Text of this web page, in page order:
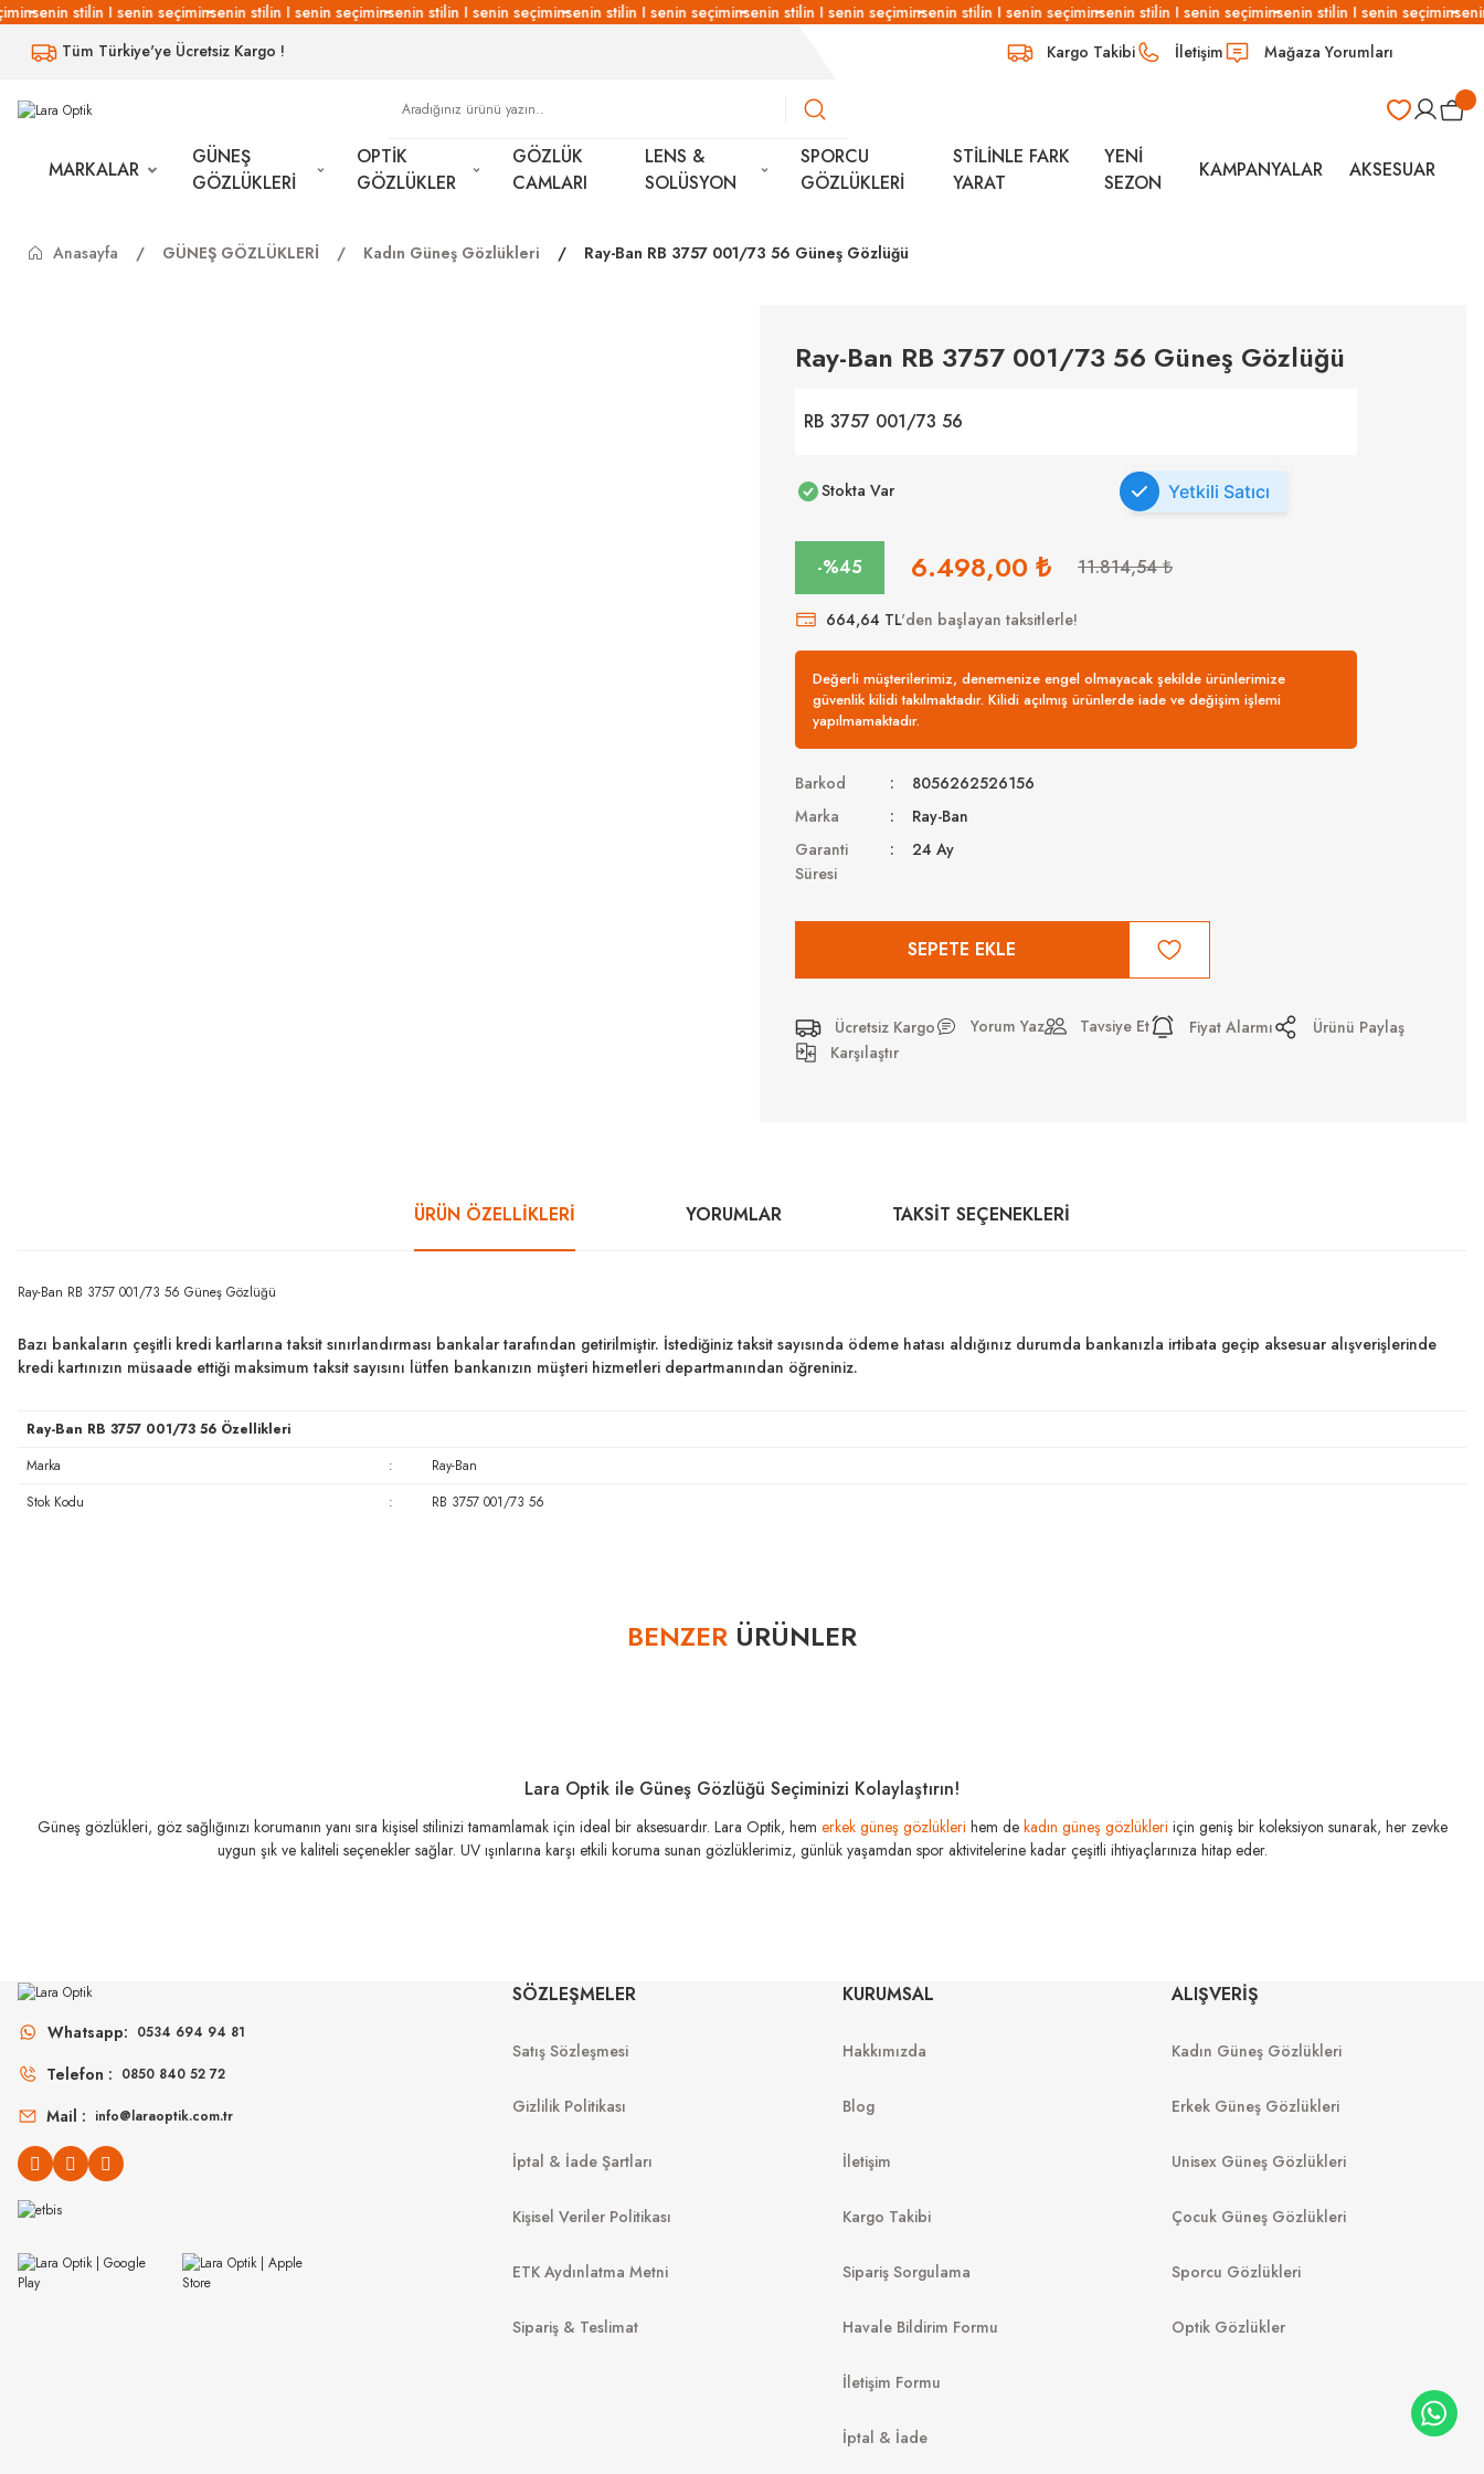
senin stilin I senin seçiminsenin stilin I senin seçiminsenin stilin I senin seçiminsenin stilin I senin seçiminsenin stilin I senin seçiminsenin stilin I senin seçiminsenin stilin I senin seçiminsenin stilin I senin seçiminsenin
Tüm Türkiye'ye Ücretsiz Kargo !
Kargo Takibi İletişim Mağaza Yorumları
MARKALAR
GÜNEŞ
GÖZLÜKLERİ
OPTİK
GÖZLÜKLER
GÖZLÜK
CAMLARI
LENS &
SOLÜSYON
SPORCU
GÖZLÜKLERİ
STİLİNLE FARK
YARAT
YENİ
SEZON
KAMPANYALAR AKSESUAR
Anasayfa GÜNEŞ GÖZLÜKLERİ Kadın Güneş Gözlükleri Ray-Ban RB 3757 001/73 56 Güneş Gözlüğü
Ray-Ban RB 3757 001/73 56 Güneş Gözlüğü
RB 3757 001/73 56
Stokta Var Yetkili Satıcı
-%45 6.498,00 ₺ 11.814,54 ₺
664,64 TL'den başlayan taksitlerle!
Değerli müşterilerimiz, denemenize engel olmayacak şekilde ürünlerimize
güvenlik kilidi takılmaktadır. Kilidi açılmış ürünlerde iade ve değişim işlemi
yapılmamaktadır.
Barkod
8056262526156
Marka
Ray-Ban
Garanti
Süresi
24 Ay
SEPETE EKLE
Ücretsiz Kargo Yorum Yaz Tavsiye Et Fiyat Alarmı
Ürünü Paylaş
Karşılaştır
ÜRÜN ÖZELLİKLERİ YORUMLAR TAKSIT SEÇENEKLERI
Ray-Ban RB 3757 001/73 56 Güneş Gözlüğü
Bazı bankaların çeşitli kredi kartlarına taksit sınırlandırması bankalar tarafından getirilmiştir. İstediğiniz taksit sayısında ödeme hatası aldığınız durumda bankanızla irtibata geçip aksesuar alışverişlerinde
kredi kartınızın müsaade ettiği maksimum taksit sayısını lütfen bankanızın müşteri hizmetleri departmanından öğreniniz.
Ray-Ban RB 3757 001/73 56 Özellikleri
Marka
:
Ray-Ban
Stok Kodu
: RB 3757 001/73 56
BENZER ÜRÜNLER
%45 26.360 ₺ 14.498
MU 07ZS 1425S0 56
MU 03ZS 13Q40D 54
11.235 8.988
VO 5694SU W65613 51
Lara Optik ile Güneş Gözlüğü Seçiminizi Kolaylaştırın!
Güneş gözlükleri, göz sağlığınızı korumanın yanı sıra kişisel stilinizi tamamlamak için ideal bir aksesuardır. Lara Optik, hem erkek güneş gözlükleri hem de kadın güneş gözlükleri için geniş bir koleksiyon sunarak, her zevke
uygun şık ve kaliteli seçenekler sağlar. UV ışınlarına karşı etkili koruma sunan gözlüklerimiz, günlük yaşamdan spor aktivitelerine kadar çeşitli ihtiyaçlarınıza hitap eder.
Whatsapp: 0534 694 94 81
Telefon : 0850 840 52 72
Mail : info@laraoptik.com.tr
SÖZLEŞMELER
Satış Sözleşmesi
Gizlilik Politikası
İptal & İade Şartları
Kişisel Veriler Politikası
ETK Aydınlatma Metni
Sipariş & Teslimat
KURUMSAL
Hakkımızda
Blog
İletişim
Kargo Takibi
Sipariş Sorgulama
Havale Bildirim Formu
İletişim Formu
İptal & İade
ALIŞVERİŞ
Kadın Güneş Gözlükleri
Erkek Güneş Gözlükleri
Unisex Güneş Gözlükleri
Çocuk Güneş Gözlükleri
Sporcu Gözlükleri
Optik Gözlükler